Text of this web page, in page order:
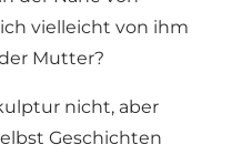
vielleicht von ihm
Mutter?
nicht, aber
Geschichten